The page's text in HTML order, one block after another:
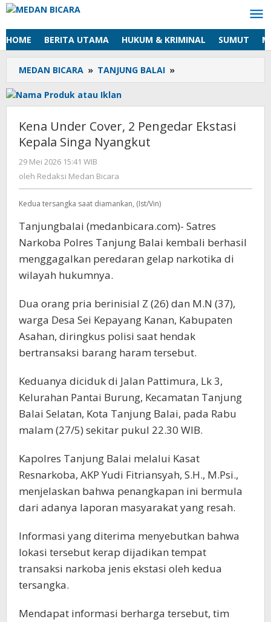
Lewati
konten
HOME BERITA UTAMA HUKUM & KRIMINAL SUMUT
MEDAN BICARA » TANJUNG BALAI »
Under
2
Pengedar
Ekstasi
Kena Under Cover, 2 Pengedar Ekstasi
Kepala Singa Nyangkut
29 Mei 2026 15:41 WIB
Redaksi
oleh Redaksi Medan Bicara
Kedua tersangka saat diamankan, (Ist/Vin)
Tanjungbalai (medanbicara.com)- Satres
Narkoba Polres Tanjung Balai kembali berhasil
menggagalkan peredaran gelap narkotika di
wilayah hukumnya.
Dua orang pria berinisial Z (26) dan M.N (37),
warga Desa Sei Kepayang Kanan, Kabupaten
Asahan, diringkus polisi saat hendak
bertransaksi barang haram tersebut.
Keduanya diciduk di Jalan Pattimura, Lk 3,
Kelurahan Pantai Burung, Kecamatan Tanjung
Balai Selatan, Kota Tanjung Balai, pada Rabu
malam (27/5) sekitar pukul 22.30 WIB.
Kapolres Tanjung Balai melalui Kasat
Resnarkoba, AKP Yudi Fitriansyah, S.H., M.Psi.,
menjelaskan bahwa penangkapan ini bermula
dari adanya laporan masyarakat yang resah.
Informasi yang diterima menyebutkan bahwa
lokasi tersebut kerap dijadikan tempat
transaksi narkoba jenis ekstasi oleh kedua
tersangka.
Mendapat informasi berharga tersebut, tim